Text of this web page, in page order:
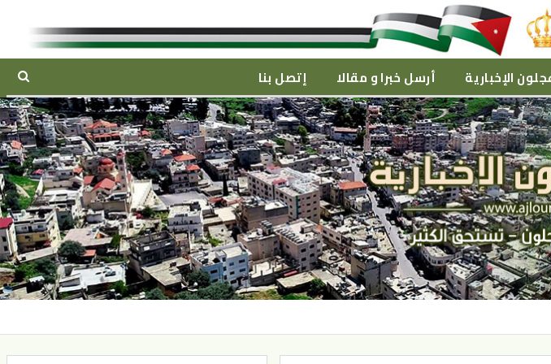
الإخبارية أرسل خبرا و مقالا إتصل بنا